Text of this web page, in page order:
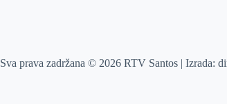
Sva prava zadržana © 2026 RTV Santos | Izrada: